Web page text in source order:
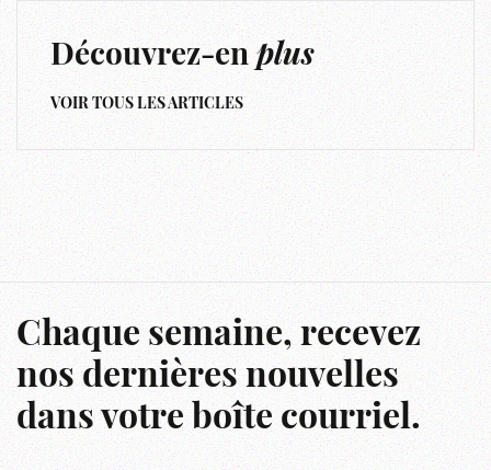
Découvrez-enplus
VOIR TOUS LES ARTICLES
Chaque semaine, recevez
nos dernières nouvelles
dans votre boîte courriel.